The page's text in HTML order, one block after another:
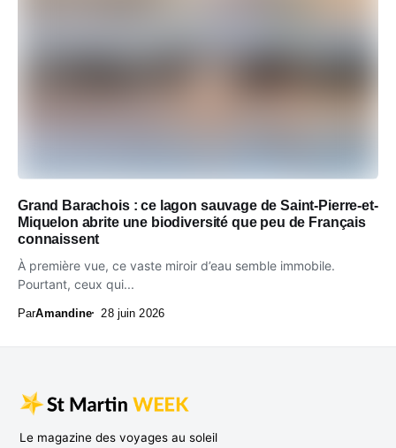
Grand Barachois : ce lagon sauvage de Saint-Pierre-et-
Miquelon abrite une biodiversité que peu de Français
connaissent
À première vue, ce vaste miroir d’eau semble immobile.
Pourtant, ceux qui...
ParAmandine 28 juin 2026
Le magazine des voyages au soleil